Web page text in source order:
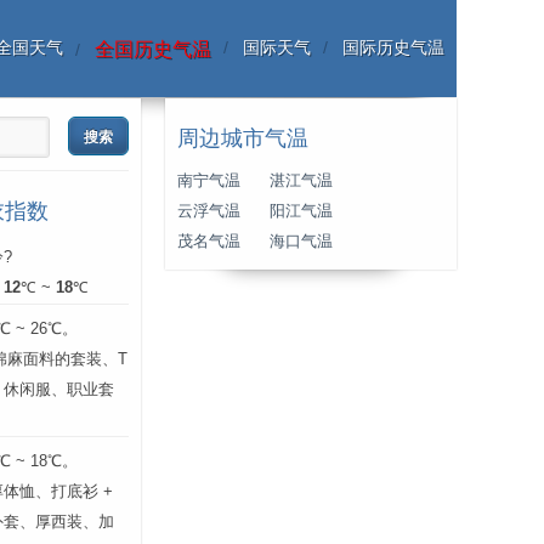
国天气 全国历史气温 国际天气 国际历史气温
数
?
12℃ ~ 18℃
~ 26℃。
面料的套装、T
闲服、职业套
~ 18℃。
恤、打底衫 +
、厚西装、加
周边城市气温
南宁气温
湛江气温
云浮气温
阳江气温
茂名气温
海口气温